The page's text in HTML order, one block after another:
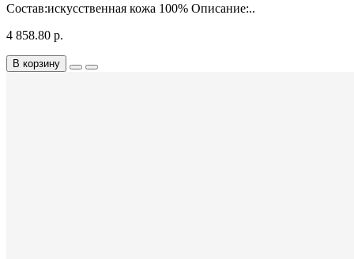
Состав:искусственная кожа 100% Описание:..
4 858.80 р.
В корзину